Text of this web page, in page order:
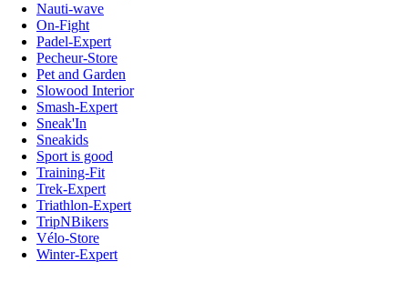
Nauti-wave
On-Fight
Padel-Expert
Pecheur-Store
Pet and Garden
Slowood Interior
Smash-Expert
Sneak'In
Sneakids
Sport is good
Training-Fit
Trek-Expert
Triathlon-Expert
TripNBikers
Vélo-Store
Winter-Expert